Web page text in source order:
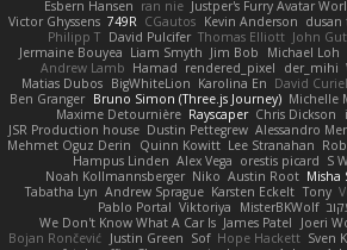
Esbern Hansen ran nie Justper's Furry Avatar
Victor Ghyssens 749R CGautos Kevin Anderson dusan
Philipp T David Pulcifer Thomas Elliott John
Jermaine Bouyea Liam Smyth Jim Bob Michael Loh
Andrew Lamb Hamad rendered_pixel der_mihi
Matias Dubos BigWhiteLion Karolina En David Curiel
Ben Granger Bruno Simon (Three.js Journey) Michelle
Maxime Detournière Rayscaper Chris Dickson
JSR Production house Dustin Pettegrew Alessandro
Mehmet Oguz Derin
Quinn Kowitt Lee Stranahan
Hampus Linden Alex Vega orestis picard S
Noah Kollmannsberger Niko Austin Root Misha
Tabatha Lyn Andrew Sprague Karsten Eckelt Tony
Pablo Portal Viktoriya MisterBKWolf
We Don't Know What A Car Is James Patel Joeri
Bojan Rončević Justin Green Sof Hope Hackett Sven